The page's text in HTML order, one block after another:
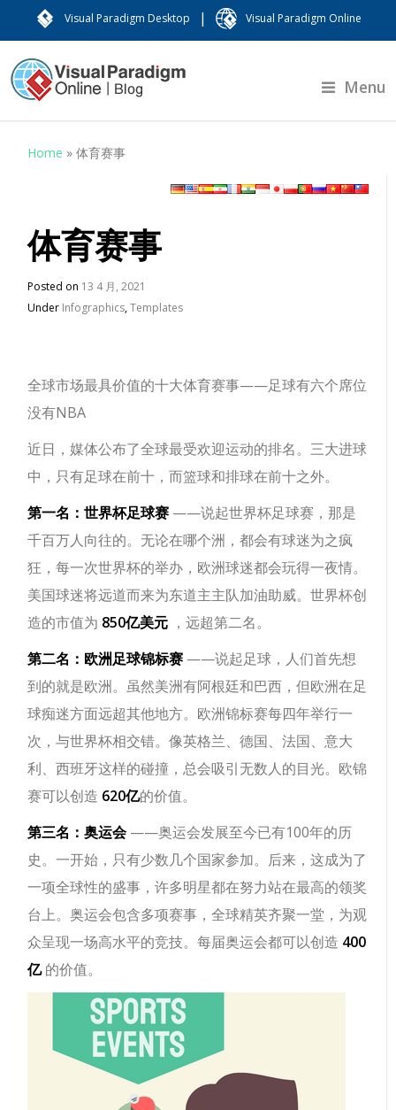
Visual Paradigm Desktop | Visual Paradigm Online
Menu
Home »体育赛事
体育赛事
Posted on 13 4 月, 2021
Under Infographics,Templates
全球市场最具价值的十大体育赛事——足球有六个席位
没有NBA
近日，媒体公布了全球最受欢迎运动的排名。三大进球
中，只有足球在前十，而篮球和排球在前十之外。
第一名：世界杯足球赛 ——说起世界杯足球赛，那是
千百万人向往的。无论在哪个洲，都会有球迷为之疯
狂，每一次世界杯的举办，欧洲球迷都会玩得一夜情。
美国球迷将远道而来为东道主主队加油助威。世界杯创
造的市值为 850亿美元 ，远超第二名。
第二名：欧洲足球锦标赛 ——说起足球，人们首先想
到的就是欧洲。虽然美洲有阿根廷和巴西，但欧洲在足
球痴迷方面远超其他地方。欧洲锦标赛每四年举行一
次，与世界杯相交错。像英格兰、德国、法国、意大
利、西班牙这样的碰撞，总会吸引无数人的目光。欧锦
赛可以创造 620亿的价值。
第三名：奥运会——奥运会发展至今已有100年的历
史。一开始，只有少数几个国家参加。后来，这成为了
一项全球性的盛事，许多明星都在努力站在最高的领奖
台上。奥运会包含多项赛事，全球精英齐聚一堂，为观
众呈现一场高水平的竞技。每届奥运会都可以创造 400
亿的价值。